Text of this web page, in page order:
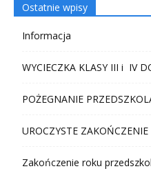
Ostatnie wpisy
Informacja
WYCIECZKA KLASY III i IV
POŻEGNANIE
UROCZYSTE
Zakończenie roku